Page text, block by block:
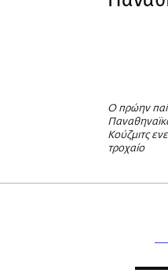
O πρώην
Κούζμιτς
τροχαίο